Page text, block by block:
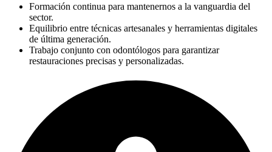
Formación continua para mantenernos a la vanguardia del
sector.
Equilibrio entre técnicas artesanales y herramientas digitales
de última generación.
Trabajo conjunto con odontólogos para garantizar
restauraciones precisas y personalizadas.